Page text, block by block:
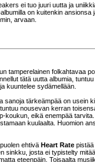
ei tuo juuri uutta ja
on kuitenkin
arvaan.
tamperelainen folkahtavaa
tätä uutta albumia,
kuuntelee sydämellään.
tärkeämpää on usein
tuntuu nousevan kerran
koukun, eikä enempää
kuulaalta. Huomion
ehtivä Heart Rate
sinkku, josta ei typistelty
eteenpäin. Toisaalta